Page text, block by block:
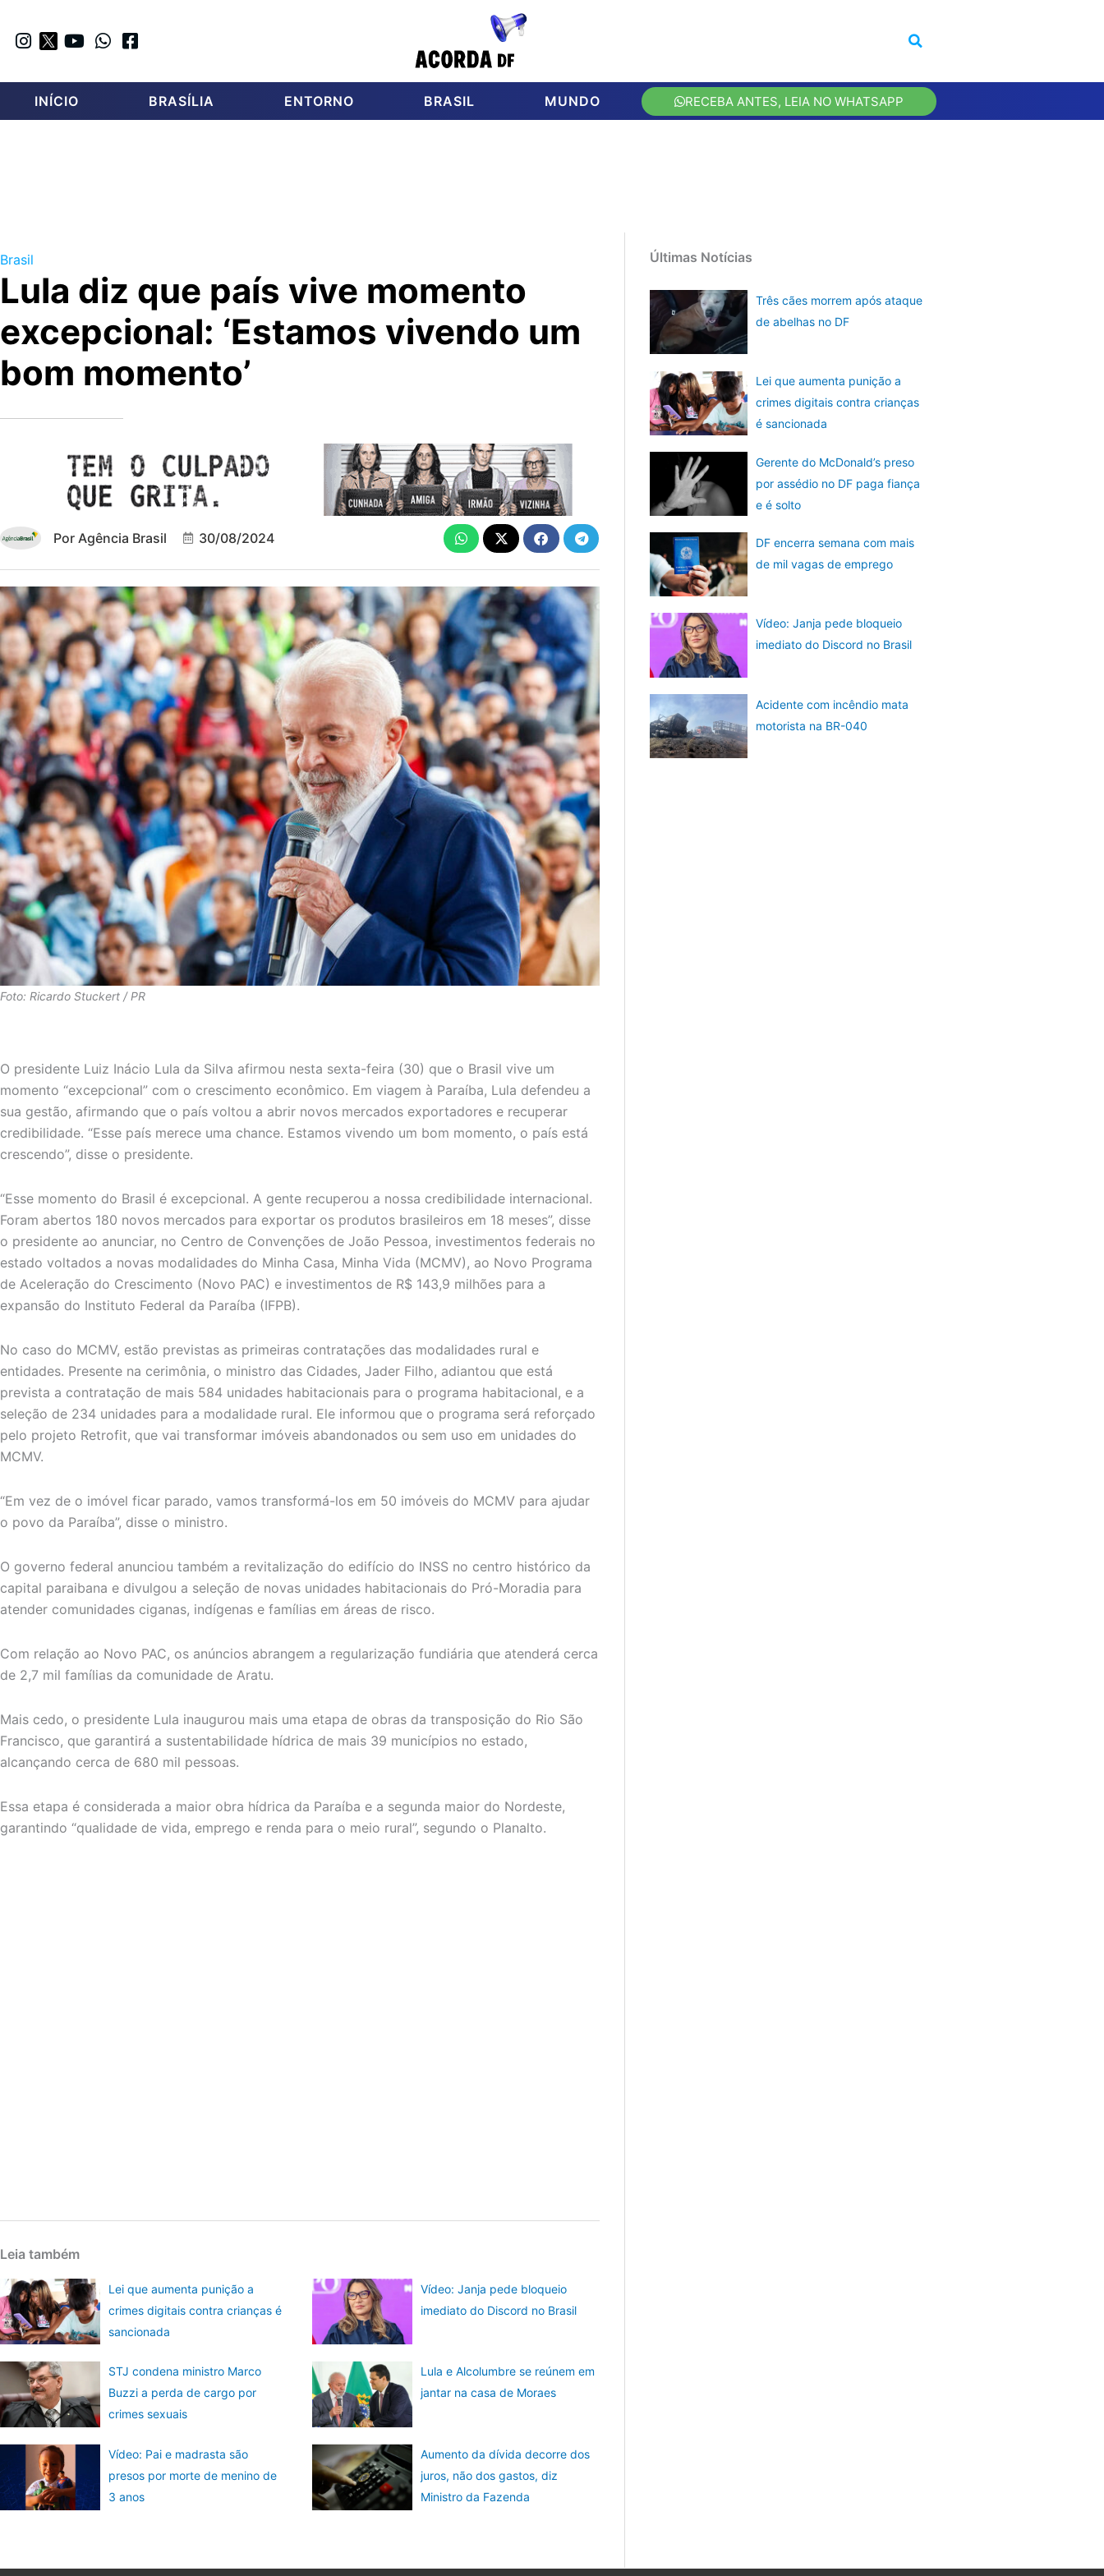
INÍCIO BRASÍLIA ENTORNO BRASIL MUNDO RECEBA ANTES, LEIA NO WHATSAPP
Brasil
Lula diz que país vive momento
excepcional: ‘Estamos vivendo um
bom momento’
Por Agência Brasil 30/08/2024
Foto: Ricardo Stuckert / PR
O presidente Luiz Inácio Lula da Silva afirmou nesta sexta-feira (30) que o Brasil vive um
momento “excepcional” com o crescimento econômico. Em viagem à Paraíba, Lula defendeu a
sua gestão, afirmando que o país voltou a abrir novos mercados exportadores e recuperar
credibilidade. “Esse país merece uma chance. Estamos vivendo um bom momento, o país está
crescendo”, disse o presidente.
“Esse momento do Brasil é excepcional. A gente recuperou a nossa credibilidade internacional.
Foram abertos 180 novos mercados para exportar os produtos brasileiros em 18 meses”, disse
o presidente ao anunciar, no Centro de Convenções de João Pessoa, investimentos federais no
estado voltados a novas modalidades do Minha Casa, Minha Vida (MCMV), ao Novo Programa
de Aceleração do Crescimento (Novo PAC) e investimentos de R$ 143,9 milhões para a
expansão do Instituto Federal da Paraíba (IFPB).
No caso do MCMV, estão previstas as primeiras contratações das modalidades rural e
entidades. Presente na cerimônia, o ministro das Cidades, Jader Filho, adiantou que está
prevista a contratação de mais 584 unidades habitacionais para o programa habitacional, e a
seleção de 234 unidades para a modalidade rural. Ele informou que o programa será reforçado
pelo projeto Retrofit, que vai transformar imóveis abandonados ou sem uso em unidades do
MCMV.
“Em vez de o imóvel ficar parado, vamos transformá-los em 50 imóveis do MCMV para ajudar
o povo da Paraíba”, disse o ministro.
O governo federal anunciou também a revitalização do edifício do INSS no centro histórico da
capital paraibana e divulgou a seleção de novas unidades habitacionais do Pró-Moradia para
atender comunidades ciganas, indígenas e famílias em áreas de risco.
Com relação ao Novo PAC, os anúncios abrangem a regularização fundiária que atenderá cerca
de 2,7 mil famílias da comunidade de Aratu.
Mais cedo, o presidente Lula inaugurou mais uma etapa de obras da transposição do Rio São
Francisco, que garantirá a sustentabilidade hídrica de mais 39 municípios no estado,
alcançando cerca de 680 mil pessoas.
Essa etapa é considerada a maior obra hídrica da Paraíba e a segunda maior do Nordeste,
garantindo “qualidade de vida, emprego e renda para o meio rural”, segundo o Planalto.
Leia também
Lei que aumenta punição a
crimes digitais contra crianças é
sancionada
Vídeo: Janja pede bloqueio
imediato do Discord no Brasil
STJ condena ministro Marco
Buzzi a perda de cargo por
crimes sexuais
Lula e Alcolumbre se reúnem em
jantar na casa de Moraes
Vídeo: Pai e madrasta são
presos por morte de menino de
3 anos
Aumento da dívida decorre dos
juros, não dos gastos, diz
Ministro da Fazenda
Últimas Notícias
Três cães morrem após ataque
de abelhas no DF
Lei que aumenta punição a
crimes digitais contra crianças
é sancionada
Gerente do McDonald’s preso
por assédio no DF paga fiança
e é solto
DF encerra semana com mais
de mil vagas de emprego
Vídeo: Janja pede bloqueio
imediato do Discord no Brasil
Acidente com incêndio mata
motorista na BR-040